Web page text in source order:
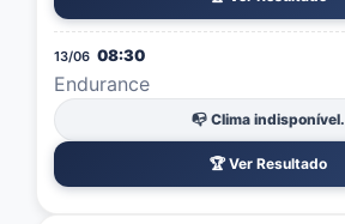
13/06 08:30
Endurance
📭 Clima indisponível.
🏆 Ver Resultado